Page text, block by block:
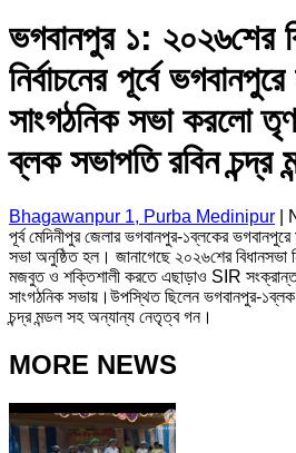
ভগবানপুর ১: ২০২৬শের
নির্বাচনের পূর্বে
সাংগঠনিক সভা করলো
ব্লক সভাপতি রবিন চন্দ্র
Bhagawanpur 1, Purba Medinipur
পূর্ব মেদিনীপুর জেলার ভগবানপুর-১ব্লকের
সভা অনুষ্ঠিত হল। জানাগেছে ২০২৬শের বিধানসভা
মজবুত ও শক্তিশালী করতে এছাড়াও SIR
সাংগঠনিক সভায়।উপস্থিত ছিলেন ভগবানপুর-
চন্দ্র মন্ডল সহ অন্যান্য নেতৃত্ব গন।
MORE NEWS